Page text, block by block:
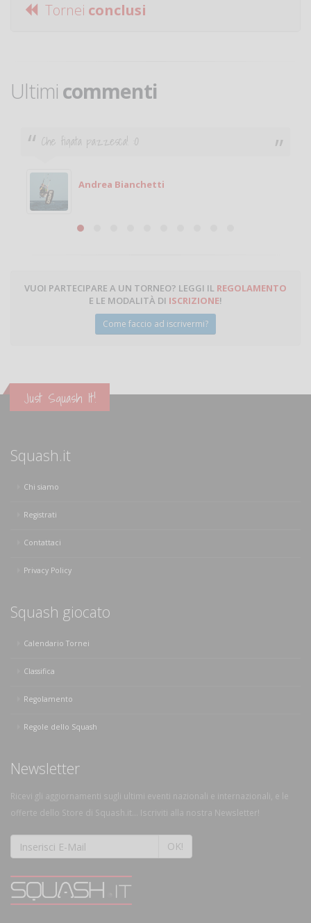
Tornei conclusi
Ultimi commenti
Che figata pazzesca! :O
Andrea Bianchetti
VUOI PARTECIPARE A UN TORNEO? LEGGI IL REGOLAMENTO
E LE MODALITÀ DI ISCRIZIONE!
Come faccio ad iscrivermi?
Just Squash It!
Squash.it
Chi siamo
Registrati
Contattaci
Privacy Policy
Squash giocato
Calendario Tornei
Classifica
Regolamento
Regole dello Squash
Newsletter
Ricevi gli aggiornamenti sugli ultimi eventi nazionali e internazionali, e le
offerte dello Store di Squash.it... Iscriviti alla nostra Newsletter!
OK!